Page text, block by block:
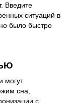
Введите
ситуаций в
было быстро
могут
сна,
с